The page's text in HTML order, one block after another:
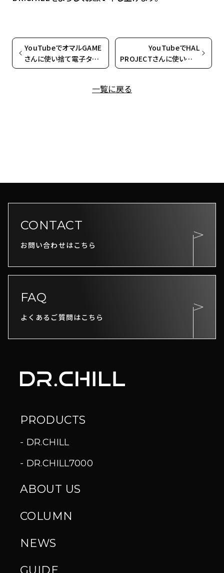
YouTubeでオマルGAME
さんに使い捨て電子タバ
コ「DR.CHILL7000」をご
一覧に戻る
YouTubeでHAL
PROJECTさんに使い捨て
電子タバコ
CONTACT
お問い合わせはこちら
FAQ
よくあるご質問はこちら
PRODUCTS
DR.CHILL
DR.CHILL7000
ABOUT US
COLUMN
NEWS
GUIDE